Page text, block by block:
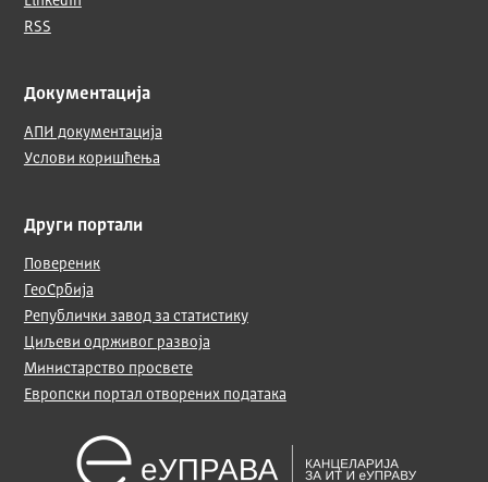
RSS
Документација
АПИ документација
Услови коришћења
Други портали
Повереник
ГеоСрбија
Републички завод за статистику
Циљеви одрживог развоја
Министарство просвете
Европски портал отворених података